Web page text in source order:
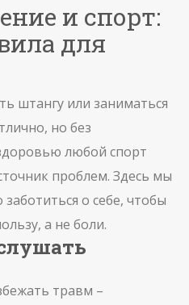
и спорт:
для
штангу или заниматься
но без
любой спорт
проблем. Здесь мы
о себе, чтобы
а не боли.
травм –